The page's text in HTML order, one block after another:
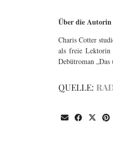
Über die Autorin
Charis Cotter
als freie Lektorin
Debütroman
QUELLE: